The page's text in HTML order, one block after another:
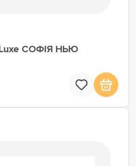
СОФІЯ НЬЮ